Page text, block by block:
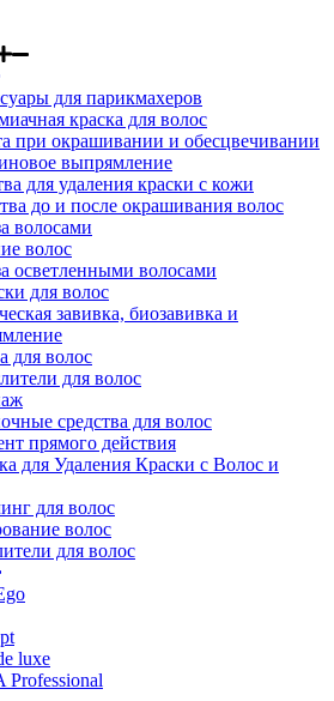
для парикмахеров
краска для волос
при окрашивании и обесцвечивании
выпрямление
для удаления краски с кожи
до и после окрашивания волос
волосами
волос
осветленными волосами
для волос
завивка, биозавивка и
для волос
для волос
средства для волос
прямого действия
для Удаления Краски с Волос и
для волос
волос
для волос
luxe
Professional